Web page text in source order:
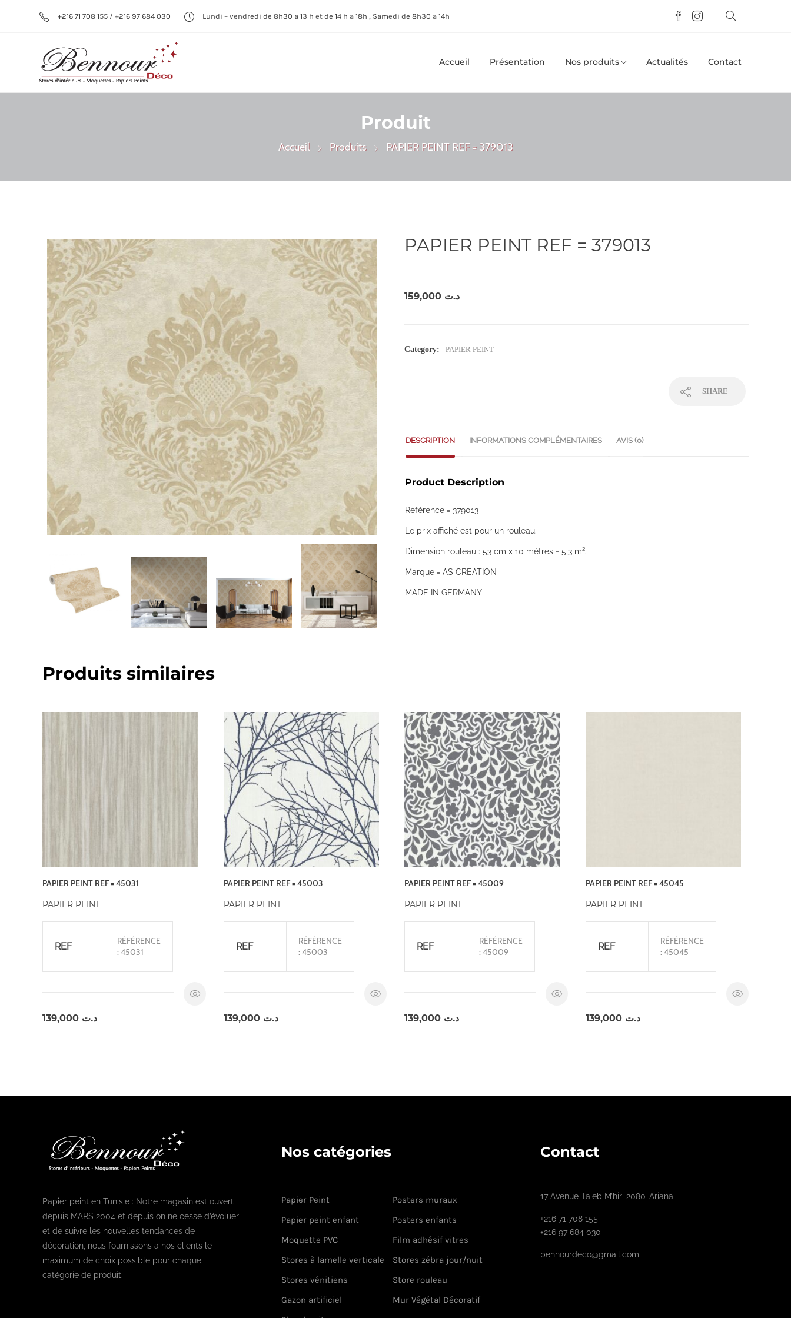
+216 71 708 155 / +216 97 684 030 Lundi – vendredi de 8h30 a 13 h et de 14 h a 18h , Samedi de 8h30 a 14h
Accueil Présentation Nos produits Actualités Contact
Produit
Accueil Produits PAPIER PEINT REF = 379013
PAPIER PEINT REF = 379013
د.ت
Category: PAPIER PEINT
SHARE
DESCRIPTION INFORMATIONS COMPLÉMENTAIRES AVIS (0)
Product Description
Référence = 379013
Le prix affiché est pour un rouleau.
Dimension rouleau : 53 cm x 10 mètres = 5,3 m².
Marque = AS CREATION
MADE IN GERMANY
Produits similaires
PAPIER PEINT REF = 45031
PAPIER PEINT
REF
RÉFÉRENCE
: 45031
د.ت
PAPIER PEINT REF = 45003
PAPIER PEINT
REF
RÉFÉRENCE
: 45003
د.ت 139,000
PAPIER PEINT REF = 45009
PAPIER PEINT
REF
RÉFÉRENCE
: 45009
د.ت
PAPIER PEINT REF = 45045
PAPIER PEINT
REF
RÉFÉRENCE
: 45045
د.ت 139,000
Papier peint en Tunisie : Notre magasin est ouvert
depuis MARS 2004 et depuis on ne cesse d’évoluer
et de suivre les nouvelles tendances de
décoration, nous fournissons a nos clients le
maximum de choix possible pour chaque
catégorie de produit.
Nos catégories
Papier Peint
Posters muraux
Papier peint enfant
Posters enfants
Moquette PVC
Film adhésif vitres
Stores à lamelle verticale
Stores zébra jour/nuit
Stores vénitiens
Store rouleau
Gazon artificiel
Mur Végétal Décoratif
Contact
17 Avenue Taieb M’hiri 2080-Ariana
+216 71 708 155
+216 97 684 030
bennourdeco@gmail.com